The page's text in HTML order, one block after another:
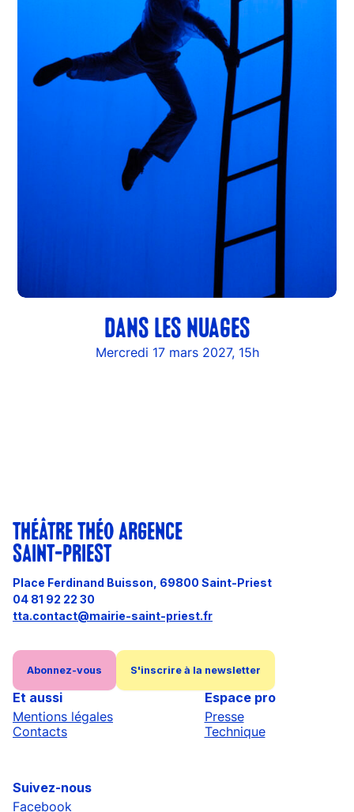
DANS LES NUAGES
Mercredi 17 mars 2027, 15h
THÉÂTRE THÉO ARGENCE
SAINT-PRIEST
Place Ferdinand Buisson, 69800 Saint-Priest
04 81 92 22 30
tta.contact@mairie-saint-priest.fr
Abonnez-vous S'inscrire à la newsletter
Et aussi
Mentions légales
Contacts
Espace pro
Presse
Technique
Suivez-nous
Facebook